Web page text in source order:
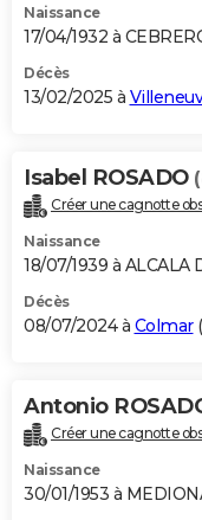
Naissance
17/04/1932 à
Décès
13/02/2025 à
Isabel ROSADO
Créer une cagnotte
Naissance
18/07/1939 à ALCALA
Décès
08/07/2024 à Colmar(
Antonio
Créer une cagnotte
Naissance
30/01/1953 à